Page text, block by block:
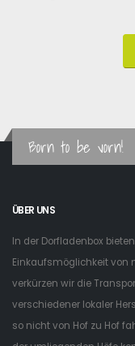
Born to be vorn!
ÜBER UNS
In der Dorfladenbox
Einkaufsmöglichkeit von
verkürzen wir die
verschiedener lokaler
so nicht von Hof zu Hof